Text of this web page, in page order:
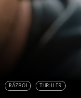
RĂZBOI THRILLER